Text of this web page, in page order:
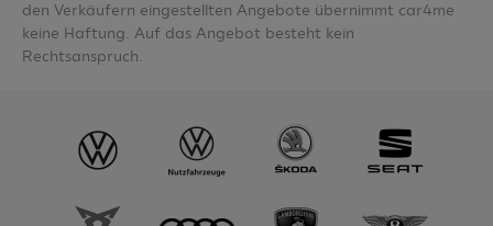
den Verkäufern eingestellten Angebote übernimmt car4me
keine Haftung. Auf das Angebot besteht kein
Rechtsanspruch.